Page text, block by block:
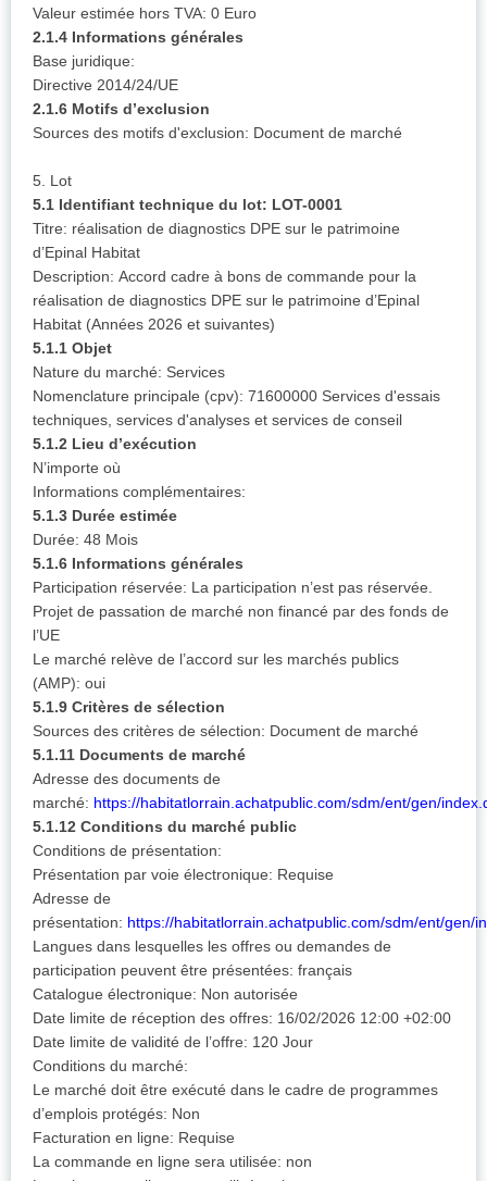
Valeur estimée hors TVA: 0 Euro
2.1.4 Informations générales
Base juridique:
Directive 2014/24/UE
2.1.6 Motifs d’exclusion
Sources des motifs d'exclusion: Document de marché
5. Lot
5.1 Identifiant technique du lot: LOT-0001
Titre: réalisation de diagnostics DPE sur le patrimoine
d’Epinal Habitat
Description: Accord cadre à bons de commande pour la
réalisation de diagnostics DPE sur le patrimoine d’Epinal
Habitat (Années 2026 et suivantes)
5.1.1 Objet
Nature du marché: Services
Nomenclature principale (cpv): 71600000 Services d'essais
techniques, services d'analyses et services de conseil
5.1.2 Lieu d’exécution
N’importe où
Informations complémentaires:
5.1.3 Durée estimée
Durée: 48 Mois
5.1.6 Informations générales
Participation réservée: La participation n’est pas réservée.
Projet de passation de marché non financé par des fonds de
l’UE
Le marché relève de l’accord sur les marchés publics
(AMP): oui
5.1.9 Critères de sélection
Sources des critères de sélection: Document de marché
5.1.11 Documents de marché
Adresse des documents de
marché: https://habitatlorrain.achatpublic.com/sdm/ent/gen/
5.1.12 Conditions du marché public
Conditions de présentation:
Présentation par voie électronique: Requise
Adresse de
présentation: https://habitatlorrain.achatpublic.com/sdm/ent/gen/
Langues dans lesquelles les offres ou demandes de
participation peuvent être présentées: français
Catalogue électronique: Non autorisée
Date limite de réception des offres: 16/02/2026 12:00 +02:00
Date limite de validité de l’offre: 120 Jour
Conditions du marché:
Le marché doit être exécuté dans le cadre de programmes
d’emplois protégés: Non
Facturation en ligne: Requise
La commande en ligne sera utilisée: non